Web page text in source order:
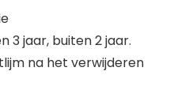
3 jaar, buiten 2 jaar.
na het verwijderen